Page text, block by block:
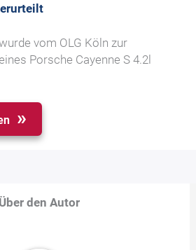
vom OLG Köln zur
Porsche Cayenne S 4.2l
Über den Autor